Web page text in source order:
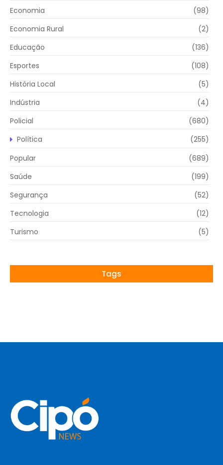
Economia
(98)
Economia Rural
(2)
Educação
(136)
Esportes
(108)
História Local
(5)
Indústria
(4)
Policial
(680)
Política
(255)
Popular
(689)
Saúde
(199)
Segurança
(52)
Tecnologia
(12)
Turismo
(5)
Tags